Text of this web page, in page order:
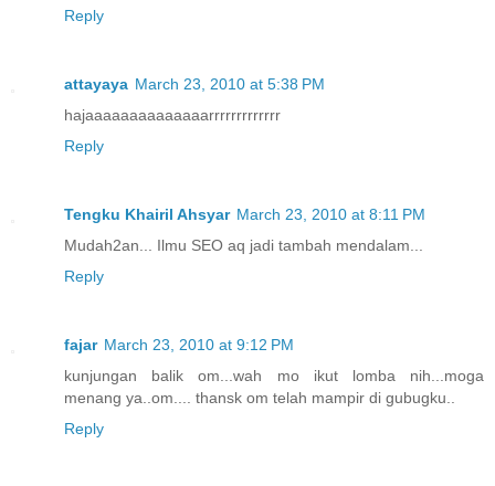
Reply
attayaya March 23, 2010 at 5:38 PM
hajaaaaaaaaaaaaaarrrrrrrrrrrrr
Reply
Tengku Khairil Ahsyar March 23, 2010 at 8:11 PM
Mudah2an... Ilmu SEO aq jadi tambah mendalam...
Reply
fajar March 23, 2010 at 9:12 PM
kunjungan balik om...wah mo ikut lomba nih...moga
menang ya..om.... thansk om telah mampir di gubugku..
Reply